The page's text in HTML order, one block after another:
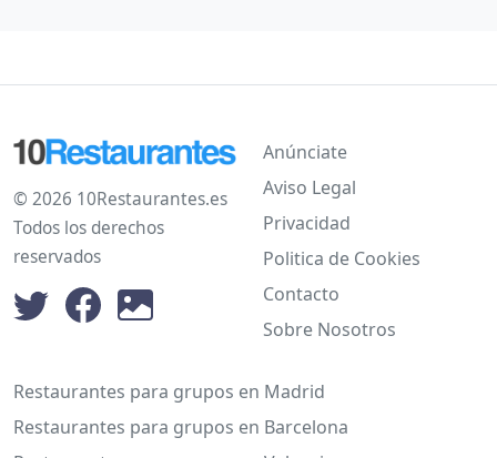
© 2026 10Restaurantes.es
Todos los derechos
reservados
Anúnciate
Aviso Legal
Privacidad
Politica de Cookies
Contacto
Sobre Nosotros
Restaurantes para grupos en Madrid
Restaurantes para grupos en Barcelona